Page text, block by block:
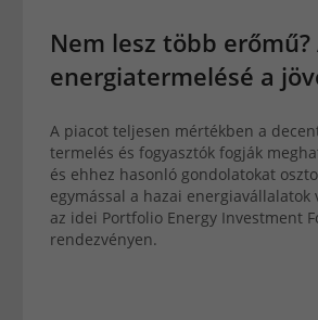
Nem lesz több erőmű?
energiatermelésé a
A piacot teljesen mértékben a
termelés és fogyasztók fogják
és ehhez hasonló gondolatokat
egymással a hazai energiavállalatok
az idei Portfolio Energy Investment
rendezvényen.